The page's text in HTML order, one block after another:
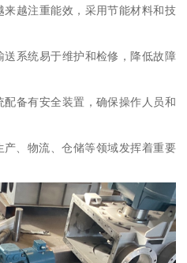
越注重能效，采用节能材料和技
系统易于维护和检修，降低故障
备有安全装置，确保操作人员和
、物流、仓储等领域发挥着重要